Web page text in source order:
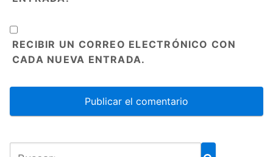
RECIBIR UN CORREO ELECTRÓNICO CON
CADA NUEVA ENTRADA.